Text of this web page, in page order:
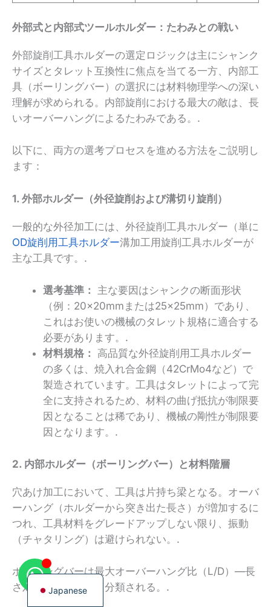
外部式と内部式ツールホルダー：たわみとの戦い
外部旋削工具ホルダーの選定ロジックは主にシャンク
サイズとタレット互換性に焦点を当てる一方、内部工
具（ボーリングバー）の選択には材料物理学への深い
理解が求められる。内部旋削における最大の敵は、長
いオーバーハングによるたわみである。.
以下に、両方の選考プロセスを進める方法をご説明し
ます：
1. 外部ホルダー（外径旋削および溝切り旋削）
一般的な外径加工には、外径旋削工具ホルダー（単に
OD旋削用工具ホルダー溝加工用旋削工具ホルダーが
主な工具です。.
選考基準：
主な要因はシャンクの断面形状
（例：20×20mmまたは25×25mm）であり、
これはお使いの機械のタレット規格に適合する
必要があります。.
材料規格：
高品質な外径旋削用工具ホルダー
の多くは、焼入れ合金鋼（42CrMo4など）で
製造されています。工具はタレットによって完
全に支持されるため、材料の曲げ抵抗が制限要
因となることは稀であり、機械の剛性が制限要
因となります。.
2. 内部ホルダー（ボーリングバー）と材料階層
穴あけ加工において、工具は片持ち梁となる。オーバ
ーハング（ホルダーから突き出た長さ）が増加するに
つれ、工具材料をグレードアップしない限り、振動
（チャタリング）は避けられない。.
ボーリングバーは最大オーバーハング比（L/D）—長
さ対直径—によって分類される。.
Japanese
English
Spanish
Italian
Russian
Chinese
French
Korean